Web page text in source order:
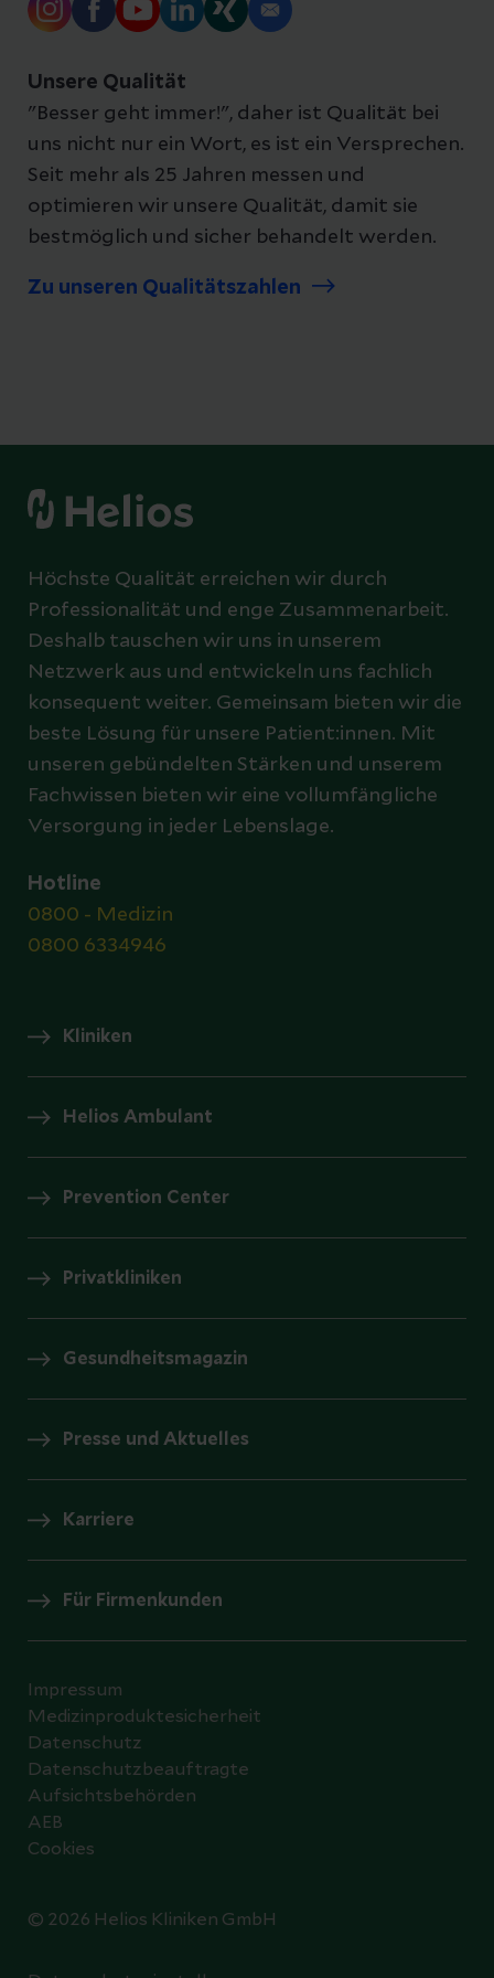
Unsere Qualität
"Besser geht immer!", daher ist Qualität bei
uns nicht nur ein Wort, es ist ein Versprechen.
Seit mehr als 25 Jahren messen und
optimieren wir unsere Qualität, damit sie
bestmöglich und sicher behandelt werden.
Zu unseren Qualitätszahlen
Höchste Qualität erreichen wir durch
Professionalität und enge Zusammenarbeit.
Deshalb tauschen wir uns in unserem
Netzwerk aus und entwickeln uns fachlich
konsequent weiter. Gemeinsam bieten wir die
beste Lösung für unsere Patient:innen. Mit
unseren gebündelten Stärken und unserem
Fachwissen bieten wir eine vollumfängliche
Versorgung in jeder Lebenslage.
Hotline
0800 - Medizin
0800 6334946
Kliniken
Helios Ambulant
Prevention Center
Privatkliniken
Gesundheitsmagazin
Presse und Aktuelles
Karriere
Für Firmenkunden
© 2026 Helios Kliniken GmbH
Impressum
Medizinproduktesicherheit
Datenschutz
Datenschutzbeauftragte
Aufsichtsbehörden
AEB
Cookies